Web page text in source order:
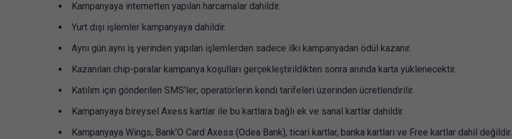
Kampanyaya internetten yapılan harcamalar dahildir.
Yurt dışı işlemler kampanyaya dahildir.
Aynı gün aynı iş yerinden yapılan işlemlerden sadece ilki kampanyadan ödül kazanır.
Kazanılan chip-paralar kampanya koşulları gerçekleştirildikten sonra anında karta yüklenecektir.
Katılım için gönderilen SMS’ler; operatörlerin kendi tarifeleri üzerinden ücretlendirilir.
Kampanyaya bireysel Axess kartlar ile bu kartlara bağlı ek ve sanal kartlar dahildir.
Kampanyaya Wings, Bank’O Card Axess (Odea Bank), ticari kartlar, banka kartları ve Free kartlar dahil değildir.